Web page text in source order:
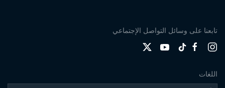
تابعنا على وسائل التواصل الإجتماعي
اللغات